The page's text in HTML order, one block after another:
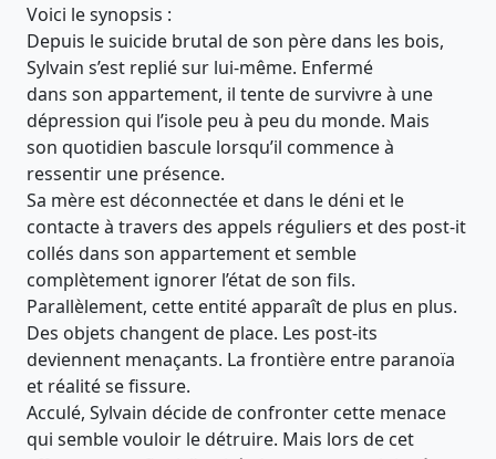
Voici le synopsis :
Depuis le suicide brutal de son père dans les bois,
Sylvain s’est replié sur lui-même. Enfermé
dans son appartement, il tente de survivre à une
dépression qui l’isole peu à peu du monde. Mais
son quotidien bascule lorsqu’il commence à
ressentir une présence.
Sa mère est déconnectée et dans le déni et le
contacte à travers des appels réguliers et des post-it
collés dans son appartement et semble
complètement ignorer l’état de son fils.
Parallèlement, cette entité apparaît de plus en plus.
Des objets changent de place. Les post-its
deviennent menaçants. La frontière entre paranoïa
et réalité se fissure.
Acculé, Sylvain décide de confronter cette menace
qui semble vouloir le détruire. Mais lors de cet